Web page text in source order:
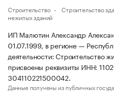
Строительство Строительство
нежилых зданий
ИП Малютин Александр
01.07.1999, в регионе —
деятельности: Строительство
присвоены реквизиты ИНН:
304110221500042.
Данные получены из публичных